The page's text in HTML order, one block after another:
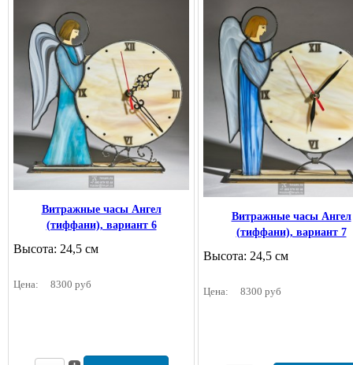
Витражные часы Ангел
(тиффани), вариант 6
Высота: 24,5 см
Цена: 8300 руб
Витражные часы Ангел
(тиффани), вариант 7
Высота: 24,5 см
Цена: 8300 руб